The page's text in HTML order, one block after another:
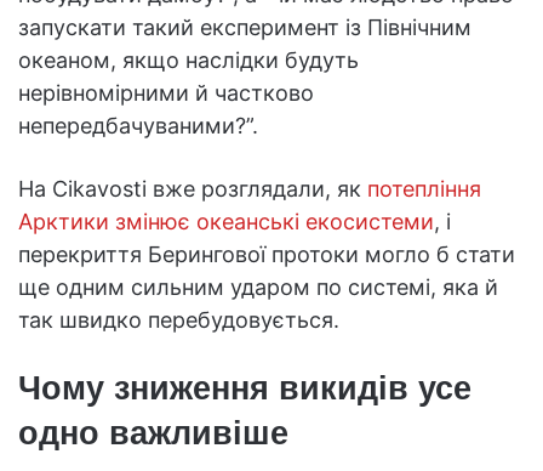
запускати такий експеримент із Північним
океаном, якщо наслідки будуть
нерівномірними й частково
непередбачуваними?”.
На Cikavosti вже розглядали, як потепління
Арктики змінює океанські екосистеми, і
перекриття Берингової протоки могло б стати
ще одним сильним ударом по системі, яка й
так швидко перебудовується.
Чому зниження викидів усе
одно важливіше